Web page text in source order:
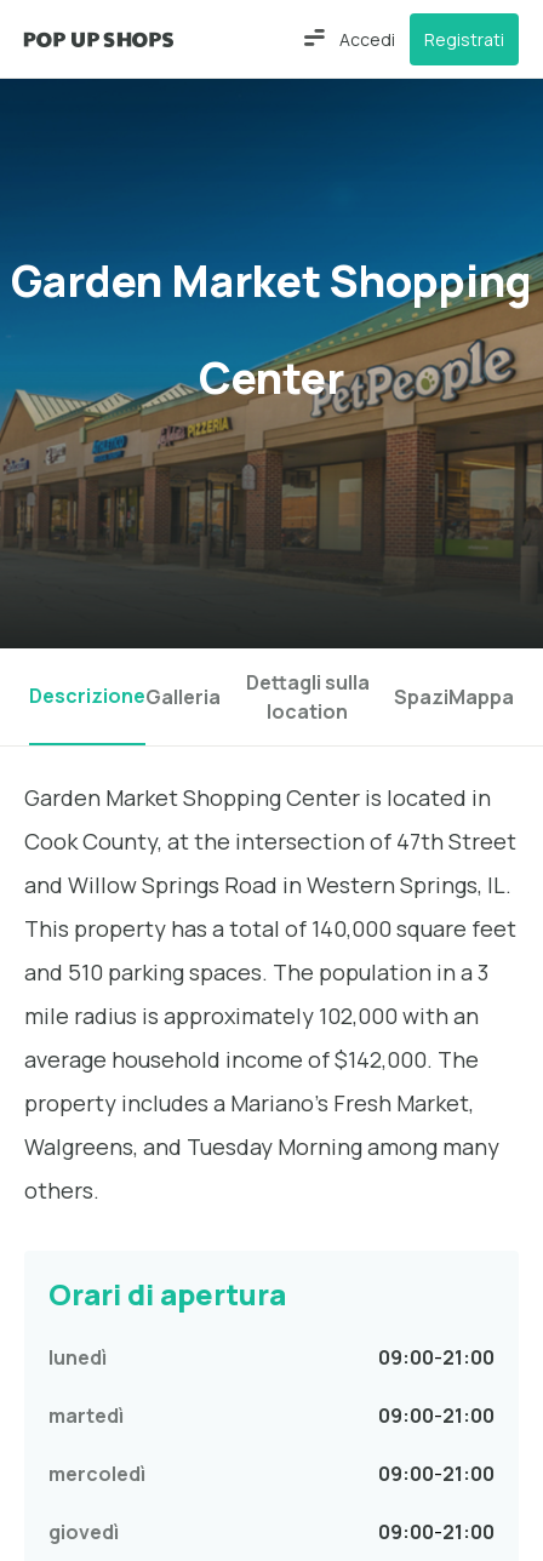
Accedi Registrati
Garden Market Shopping
Center
DescrizioneGalleria
Dettagli sulla
location
SpaziMappa
Garden Market Shopping Center is located in
Cook County, at the intersection of 47th Street
and Willow Springs Road in Western Springs, IL.
This property has a total of 140,000 square feet
and 510 parking spaces. The population in a 3
mile radius is approximately 102,000 with an
average household income of $142,000. The
property includes a Mariano's Fresh Market,
Walgreens, and Tuesday Morning among many
others.
Orari di apertura
lunedì 09:00-21:00
martedì 09:00-21:00
mercoledì 09:00-21:00
giovedì 09:00-21:00